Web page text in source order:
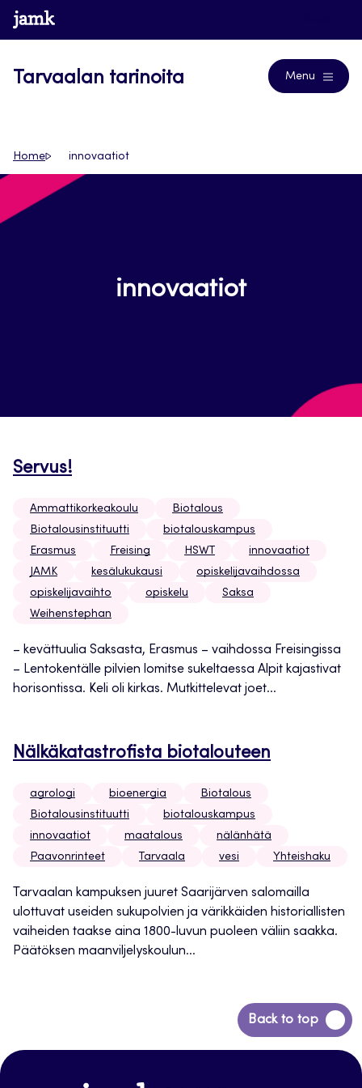
Siirry
suoraan
www.jamk.fi
Tarvaalan tarinoita Menu
Home innovaatiot
innovaatiot
Servus!
Ammattikorkeakoulu
Biotalous
Biotalousinstituutti
biotalouskampus
Erasmus
Freising HSWT
innovaatiot
JAMK
kesälukukausi
opiskelijavaihdossa
opiskelijavaihto
opiskelu
Saksa
Weihenstephan
– kevättuulia Saksasta, Erasmus – vaihdossa Freisingissa
– Lentokentälle pilvien lomitse sukeltaessa Alpit kajastivat
horisontissa. Keli oli kirkas. Mutkittelevat joet...
Nälkäkatastrofista biotalouteen
agrologi bioenergia
Biotalous
Biotalousinstituutti
biotalouskampus
innovaatiot
maatalous
nälänhätä
Paavonrinteet
Tarvaala vesi Yhteishaku
Tarvaalan kampuksen juuret Saarijärven salomailla
ulottuvat useiden sukupolvien ja värikkäiden historiallisten
vaiheiden taakse aina 1800-luvun puoleen väliin saakka.
Päätöksen maanviljelyskoulun...
Back to top
Siirry
takaisin